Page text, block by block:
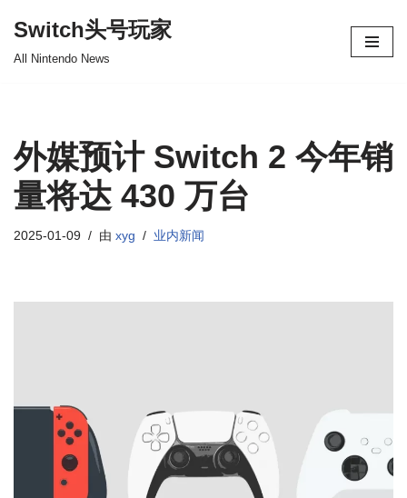
Switch头号玩家
All Nintendo News
外媒预计 Switch 2 今年销
量将达 430 万台
2025-01-09 由 xyg 业内新闻